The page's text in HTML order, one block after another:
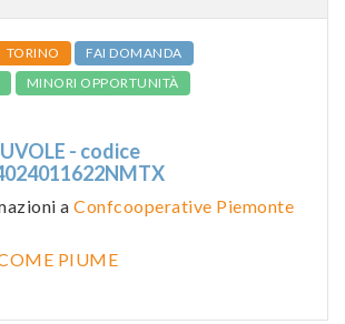
TORINO
FAI DOMANDA
MINORI OPPORTUNITÀ
- codice
a Confcooperative Piemonte
PIUME